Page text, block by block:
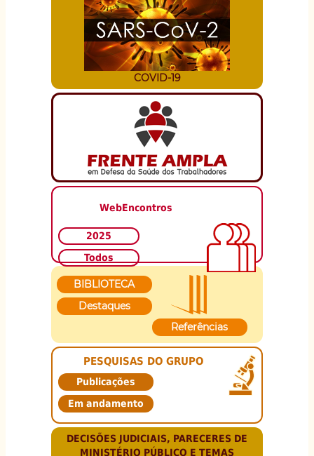
COVID-19
WebEncontros
2025
Todos
BIBLIOTECA
Destaques
Referências
PESQUISAS DO GRUPO
Publicações
Em andamento
DECISÕES JUDICIAIS, PARECERES DE
MINISTÉRIO PÚBLICO E TEMAS